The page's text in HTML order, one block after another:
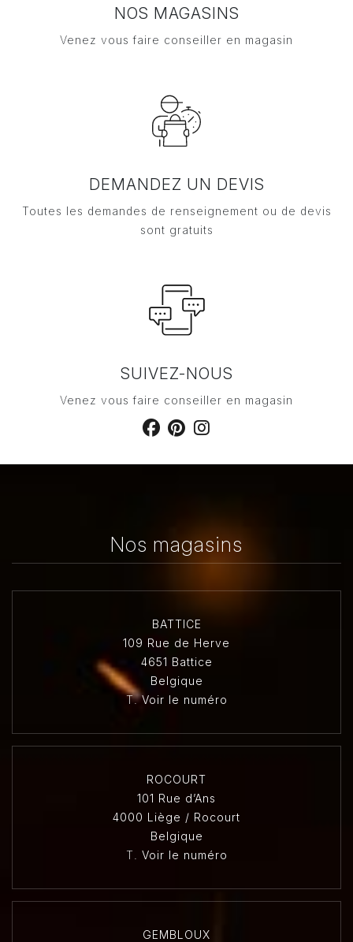
NOS MAGASINS
Venez vous faire conseiller en magasin
DEMANDEZ UN DEVIS
Toutes les demandes de renseignement ou de devis
sont gratuits
SUIVEZ-NOUS
Venez vous faire conseiller en magasin
Nos magasins
BATTICE
109 Rue de Herve
4651 Battice
Belgique
T.Voir le numéro
ROCOURT
101 Rue d’Ans
4000 Liège / Rocourt
Belgique
T. Voir le numéro
GEMBLOUX